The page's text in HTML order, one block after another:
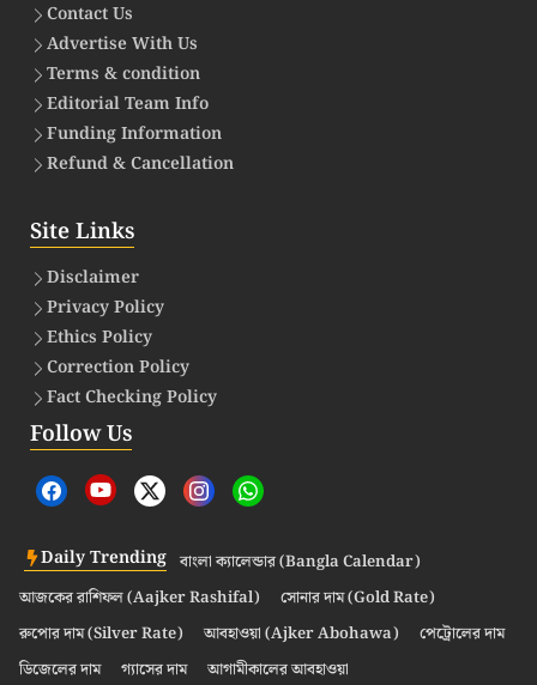
Contact Us
Advertise With Us
Terms & condition
Editorial Team Info
Funding Information
Refund & Cancellation
Site Links
Disclaimer
Privacy Policy
Ethics Policy
Correction Policy
Fact Checking Policy
Follow Us
Daily Trending বাংলা ক্যালেন্ডার (Bangla Calendar)
আজকের রাশিফল (Aajker Rashifal)
সোনার দাম (Gold Rate)
রুপোর দাম (Silver Rate)
আবহাওয়া (Ajker Abohawa)
পেট্রোলের দাম
ডিজেলের দাম
গ্যাসের দাম আগামীকালের আবহাওয়া